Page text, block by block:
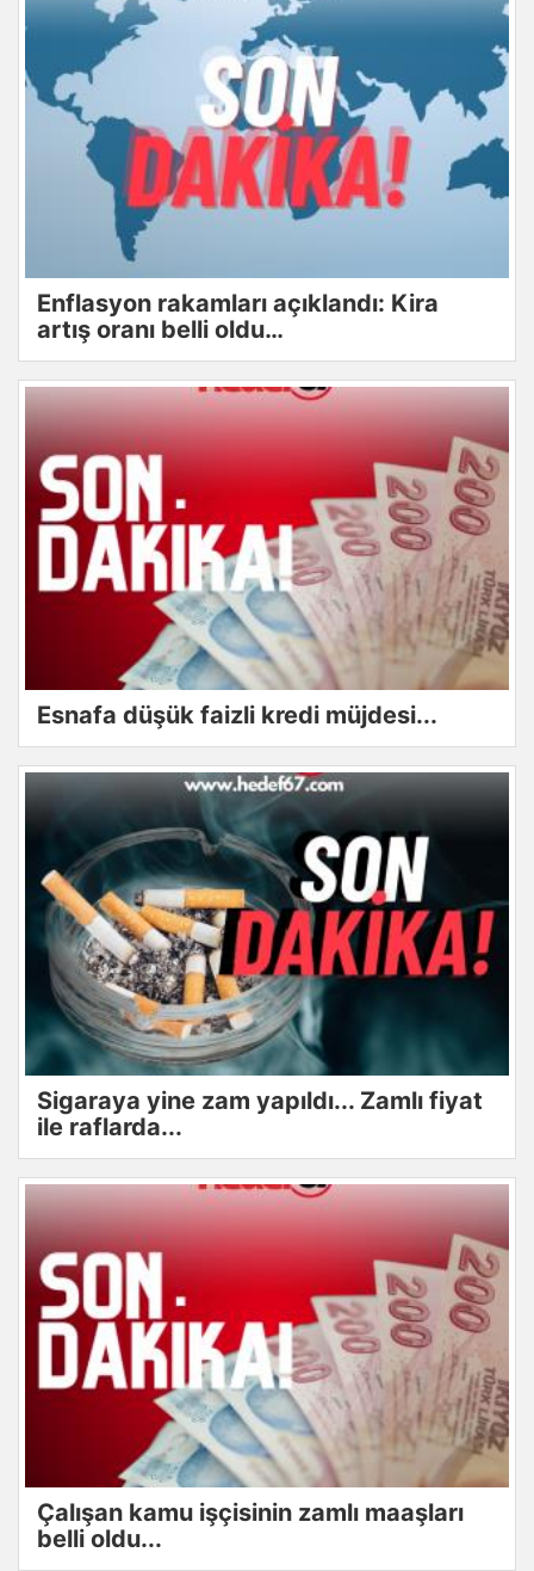
Enflasyon rakamları açıklandı: Kira
artış oranı belli oldu…
Esnafa düşük faizli kredi müjdesi...
Sigaraya yine zam yapıldı... Zamlı fiyat
ile raflarda...
Çalışan kamu işçisinin zamlı maaşları
belli oldu...